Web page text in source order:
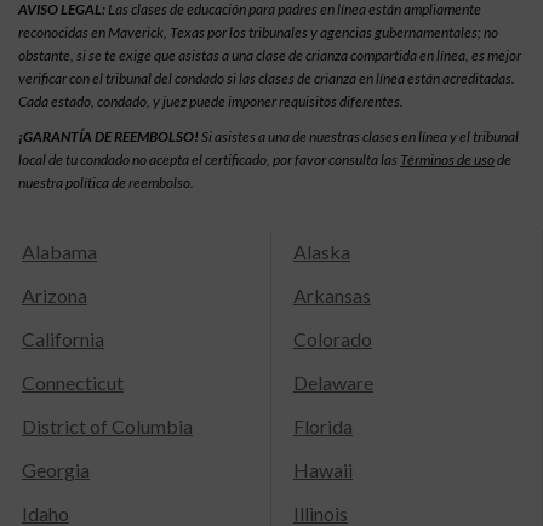
AVISO LEGAL:Las clases de educación para padres en línea están ampliamente
reconocidas en Maverick, Texas por los tribunales y agencias gubernamentales; no
obstante, si se te exige que asistas a una clase de crianza compartida en línea, es mejor
verificar con el tribunal del condado si las clases de crianza en línea están acreditadas.
Cada estado, condado, y juez puede imponer requisitos diferentes.
¡GARANTÍA DE REEMBOLSO! Si asistes a una de nuestras clases en línea y el tribunal
local de tu condado no acepta el certificado, por favor consulta las Términos de usode
nuestra política de reembolso.
Alabama
Alaska
Arizona
Arkansas
California
Colorado
Connecticut
Delaware
District of Columbia
Florida
Georgia
Hawaii
Idaho
Illinois